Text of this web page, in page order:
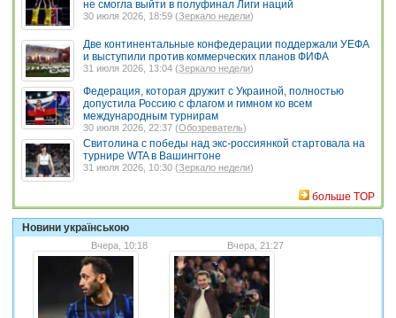
не смогла выйти в полуфинал Лиги наций
30 июля 2026, 18:59 (Зеркало недели)
Две континентальные конфедерации поддержали УЕФА
и выступили против коммерческих планов ФИФА
31 июля 2026, 13:04 (Зеркало недели)
Федерация, которая дружит с Украиной, полностью
допустила Россию с флагом и гимном ко всем
международным турнирам
30 июля 2026, 22:37 (Обозреватель)
Свитолина с победы над экс-россиянкой стартовала на
турнире WTA в Вашингтоне
31 июля 2026, 10:30 (Зеркало недели)
больше TOP
Новини українською
Вчера, 10:18 Вчера, 21:27